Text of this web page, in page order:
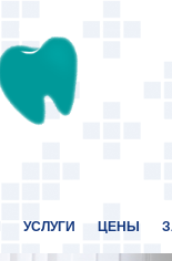
УСЛУГИ ЦЕНЫ